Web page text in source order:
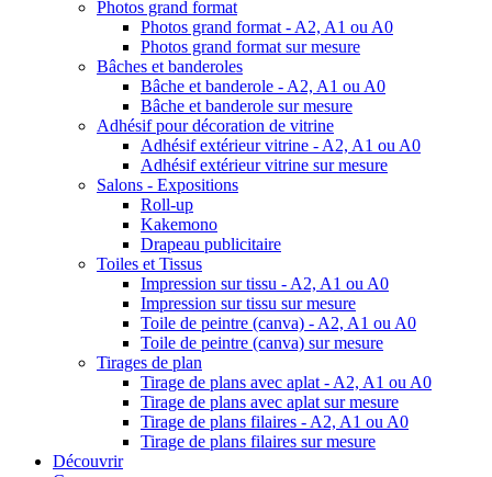
Photos grand format
Photos grand format - A2, A1 ou A0
Photos grand format sur mesure
Bâches et banderoles
Bâche et banderole - A2, A1 ou A0
Bâche et banderole sur mesure
Adhésif pour décoration de vitrine
Adhésif extérieur vitrine - A2, A1 ou A0
Adhésif extérieur vitrine sur mesure
Salons - Expositions
Roll-up
Kakemono
Drapeau publicitaire
Toiles et Tissus
Impression sur tissu - A2, A1 ou A0
Impression sur tissu sur mesure
Toile de peintre (canva) - A2, A1 ou A0
Toile de peintre (canva) sur mesure
Tirages de plan
Tirage de plans avec aplat - A2, A1 ou A0
Tirage de plans avec aplat sur mesure
Tirage de plans filaires - A2, A1 ou A0
Tirage de plans filaires sur mesure
Découvrir